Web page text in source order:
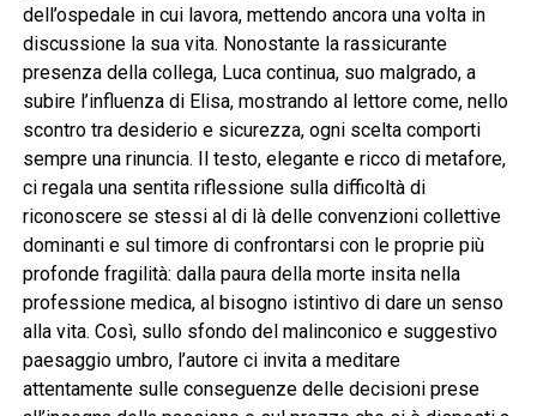
dell’ospedale in cui lavora, mettendo ancora una volta in
discussione la sua vita. Nonostante la rassicurante
presenza della collega, Luca continua, suo malgrado, a
subire l’influenza di Elisa, mostrando al lettore come, nello
scontro tra desiderio e sicurezza, ogni scelta comporti
sempre una rinuncia. Il testo, elegante e ricco di metafore,
ci regala una sentita riflessione sulla difficoltà di
riconoscere se stessi al di là delle convenzioni collettive
dominanti e sul timore di confrontarsi con le proprie più
profonde fragilità: dalla paura della morte insita nella
professione medica, al bisogno istintivo di dare un senso
alla vita. Così, sullo sfondo del malinconico e suggestivo
paesaggio umbro, l’autore ci invita a meditare
attentamente sulle conseguenze delle decisioni prese